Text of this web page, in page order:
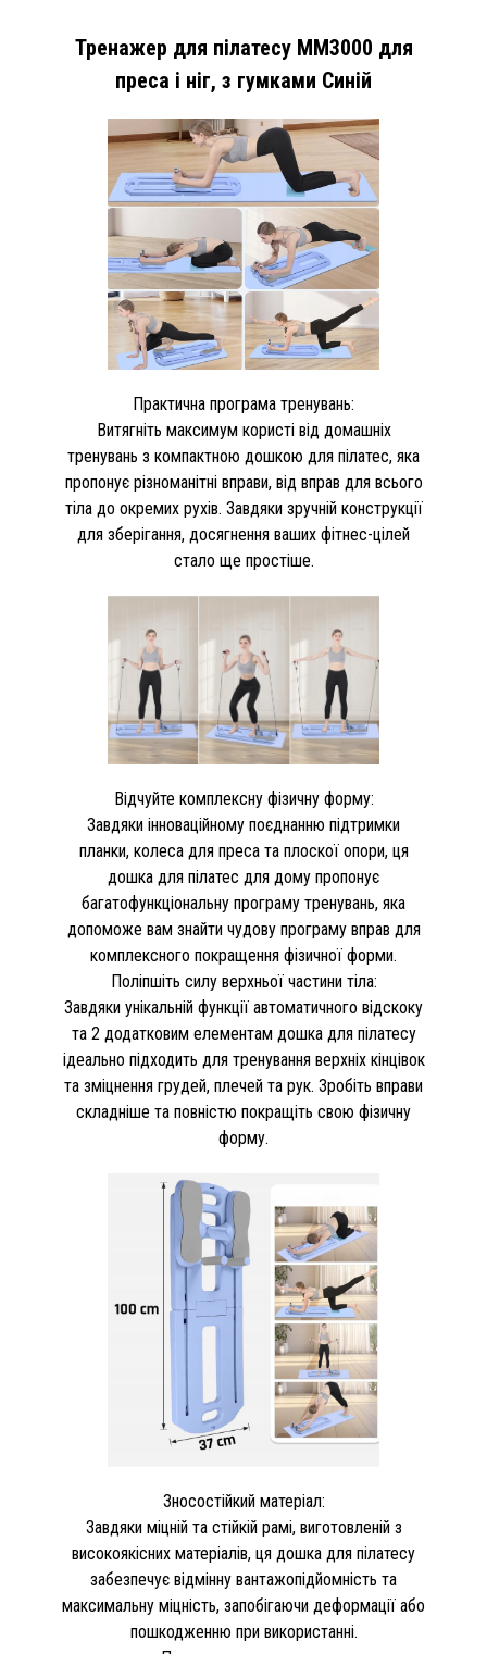
Тренажер для пілатесу MM3000 для
преса і ніг, з гумками Синій
Практична програма тренувань:
Витягніть максимум користі від домашніх
тренувань з компактною дошкою для пілатес, яка
пропонує різноманітні вправи, від вправ для всього
тіла до окремих рухів. Завдяки зручній конструкції
для зберігання, досягнення ваших фітнес-цілей
стало ще простіше.
Відчуйте комплексну фізичну форму:
Завдяки інноваційному поєднанню підтримки
планки, колеса для преса та плоскої опори, ця
дошка для пілатес для дому пропонує
багатофункціональну програму тренувань, яка
допоможе вам знайти чудову програму вправ для
комплексного покращення фізичної форми.
Поліпшіть силу верхньої частини тіла:
Завдяки унікальній функції автоматичного відскоку
та 2 додатковим елементам дошка для пілатесу
ідеально підходить для тренування верхніх кінцівок
та зміцнення грудей, плечей та рук. Зробіть вправи
складніше та повністю покращіть свою фізичну
форму.
Зносостійкий матеріал:
Завдяки міцній та стійкій рамі, виготовленій з
високоякісних матеріалів, ця дошка для пілатесу
забезпечує відмінну вантажопідйомність та
максимальну міцність, запобігаючи деформації або
пошкодженню при використанні.